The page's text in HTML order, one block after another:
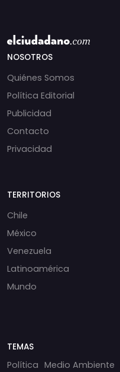
NOSOTROS
Quiénes Somos
Política Editorial
Publicidad
Contacto
Privacidad
TERRITORIOS
Chile
México
Venezuela
Latinoamérica
Mundo
TEMAS
Política Medio Ambiente